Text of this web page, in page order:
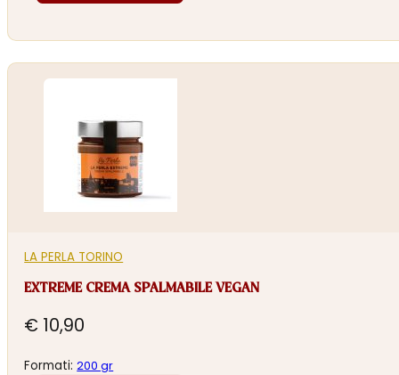
LA PERLA TORINO
EXTREME CREMA SPALMABILE VEGAN
€ 10,90
Formati:200 gr